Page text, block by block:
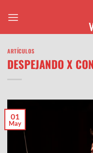
ARTÍCULOS
DESPEJANDO X
01
May